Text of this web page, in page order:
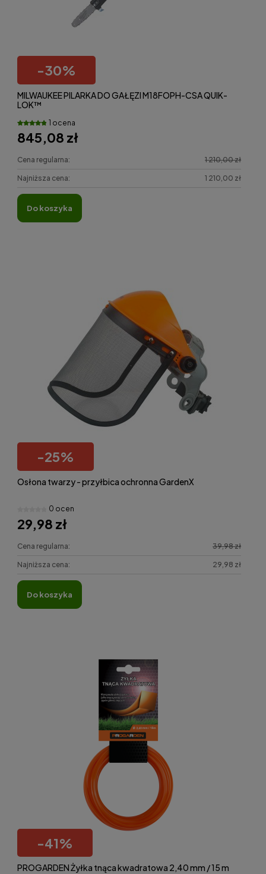
-30%
MILWAUKEE PILARKA DO GAŁĘZI M18FOPH-CSA QUIK-
LOK™
1 ocena
845,08 zł
Cena regularna: 1 210,00 zł
Najniższa cena: 1 210,00 zł
do koszyka
-25%
Osłona twarzy - przyłbica ochronna GardenX
0 ocen
29,98 zł
Cena regularna: 39,98 zł
Najniższa cena: 29,98 zł
do koszyka
-41%
PROGARDEN Żyłka tnąca kwadratowa 2,40 mm / 15 m